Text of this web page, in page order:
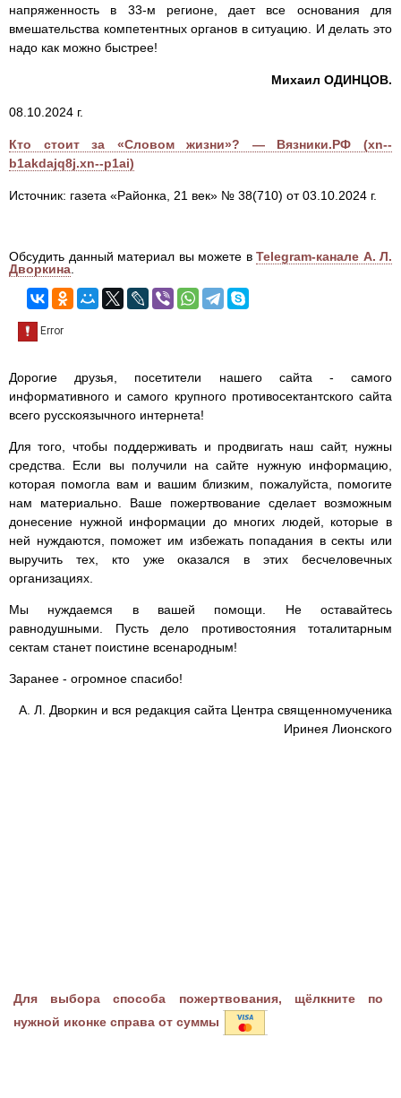
напряженность в 33-м регионе, дает все основания для
вмешательства компетентных органов в ситуацию. И делать это
надо как можно быстрее!
Михаил ОДИНЦОВ.
08.10.2024 г.
Кто стоит за «Словом жизни»? — Вязники.РФ (xn--
b1akdajq8j.xn--p1ai)
Источник: газета «Районка, 21 век» № 38(710) от 03.10.2024 г.
Обсудить данный материал вы можете в Telegram-канале А. Л.
Дворкина
Дорогие друзья, посетители нашего сайта - самого
информативного и самого крупного противосектантского сайта
всего русскоязычного интернета!
Для того, чтобы поддерживать и продвигать наш сайт, нужны
средства. Если вы получили на сайте нужную информацию,
которая помогла вам и вашим близким, пожалуйста, помогите
нам материально. Ваше пожертвование сделает возможным
донесение нужной информации до многих людей, которые в
ней нуждаются, поможет им избежать попадания в секты или
выручить тех, кто уже оказался в этих бесчеловечных
организациях.
Мы нуждаемся в вашей помощи. Не оставайтесь
равнодушными. Пусть дело противостояния тоталитарным
сектам станет поистине всенародным!
Заранее - огромное спасибо!
А. Л. Дворкин и вся редакция сайта Центра священномученика
Иринея Лионского
Для выбора способа пожертвования, щёлкните по
нужной иконке справа от суммы